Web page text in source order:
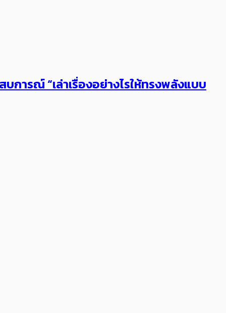
การณ์ “เล่าเรื่องอย่างไรให้ทรงพลังแบบ